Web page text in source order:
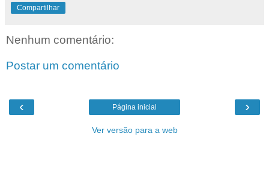
Compartilhar
Nenhum comentário:
Postar um comentário
‹ ›
Página inicial
Ver versão para a web